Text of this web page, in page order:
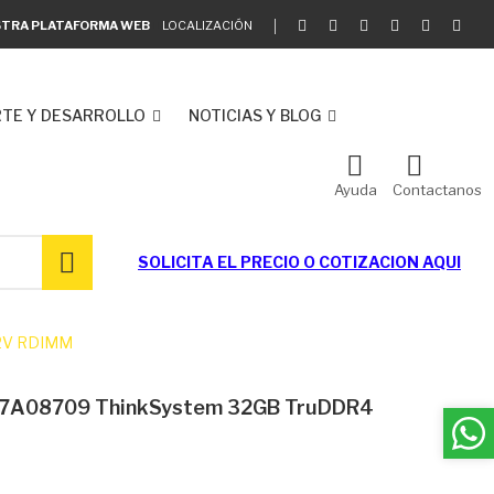
PLATAFORMA WEB LOCALIZACIÓN
Y DESARROLLO NOTICIAS Y BLOG
Ayuda Contactanos
SOLICITA EL PRECIO O COTIZACION AQUI
RDIMM
ThinkSystem 32GB TruDDR4